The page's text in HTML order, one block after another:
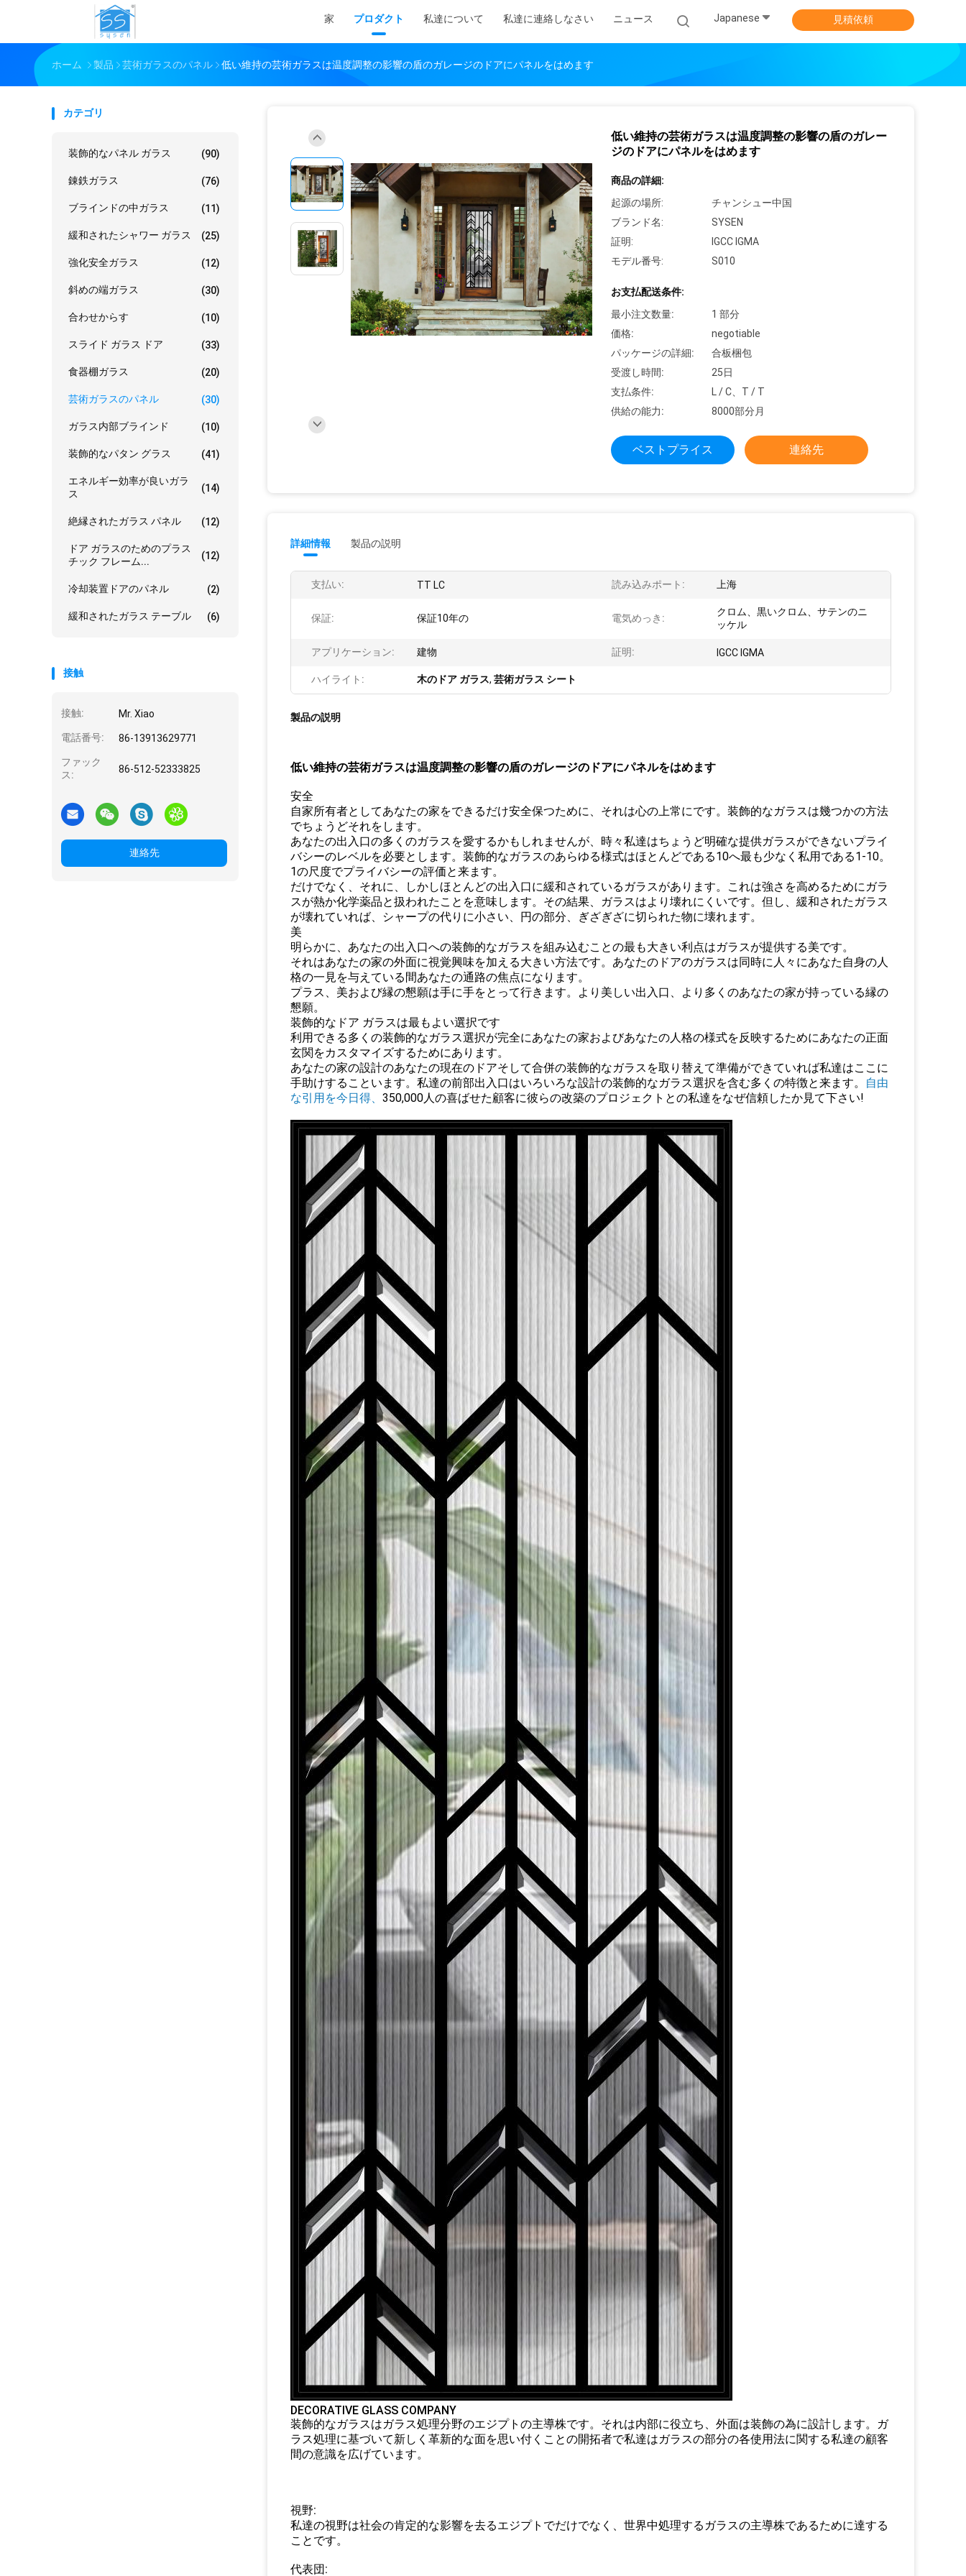
家 プロダクト 私達について 私達に連絡しなさい ニュース Japanese 見積依頼
ホーム 製品 芸術ガラスのパネル 低い維持の芸術ガラスは温度調整の影響の盾のガレージのドアにパネルをはめます
カテゴリ
装飾的なパネル ガラス (90)
錬鉄ガラス (76)
ブラインドの中ガラス (11)
緩和されたシャワー ガラス (25)
強化安全ガラス (12)
斜めの端ガラス (30)
合わせからす (10)
スライド ガラス ドア (33)
食器棚ガラス (20)
芸術ガラスのパネル (30)
ガラス内部ブラインド (10)
装飾的なパタン グラス (41)
エネルギー効率が良いガラ
ス
(14)
絶縁されたガラス パネル (12)
ドア ガラスのためのプラス
チック フレーム...
(12)
冷却装置ドアのパネル (2)
緩和されたガラス テーブル (6)
接触
接触: Mr. Xiao
電話番号: 86-13913629771
ファック
ス:
86-512-52333825
連絡先
低い維持の芸術ガラスは温度調整の影響の盾のガレー
ジのドアにパネルをはめます
商品の詳細:
起源の場所:
チャンシュー中国
ブランド名:
SYSEN
証明:
IGCC IGMA
モデル番号:
S010
お支払配送条件:
最小注文数量:
1 部分
価格:
negotiable
パッケージの詳細:
合板梱包
受渡し時間:
25日
支払条件:
L / C、T / T
供給の能力:
8000部分月
ベストプライス 連絡先
詳細情報 製品の説明
支払い: TT LC 読み込みポート: 上海
保証: 保証10年の 電気めっき:
クロム、黒いクロム、サテンのニ
ッケル
アプリケーション: 建物 証明: IGCC IGMA
ハイライト: 木のドア ガラス, 芸術ガラス シート
製品の説明
低い維持の芸術ガラスは温度調整の影響の盾のガレージのドアにパネルをはめます
安全
自家所有者としてあなたの家をできるだけ安全保つために、それは心の上常にです。装飾的なガラスは幾つかの方法
でちょうどそれをします。
あなたの出入口の多くのガラスを愛するかもしれませんが、時々私達はちょうど明確な提供ガラスができないプライ
バシーのレベルを必要とします。装飾的なガラスのあらゆる様式はほとんどである10へ最も少なく私用である1-10。
1の尺度でプライバシーの評価と来ます。
だけでなく、それに、しかしほとんどの出入口に緩和されているガラスがあります。これは強さを高めるためにガラ
スが熱か化学薬品と扱われたことを意味します。その結果、ガラスはより壊れにくいです。但し、緩和されたガラス
が壊れていれば、シャープの代りに小さい、円の部分、ぎざぎざに切られた物に壊れます。
美
明らかに、あなたの出入口への装飾的なガラスを組み込むことの最も大きい利点はガラスが提供する美です。
それはあなたの家の外面に視覚興味を加える大きい方法です。あなたのドアのガラスは同時に人々にあなた自身の人
格の一見を与えている間あなたの通路の焦点になります。
プラス、美および縁の懇願は手に手をとって行きます。より美しい出入口、より多くのあなたの家が持っている縁の
懇願。
装飾的なドア ガラスは最もよい選択です
利用できる多くの装飾的なガラス選択が完全にあなたの家およびあなたの人格の様式を反映するためにあなたの正面
玄関をカスタマイズするためにあります。
あなたの家の設計のあなたの現在のドアそして合併の装飾的なガラスを取り替えて準備ができていれば私達はここに
手助けすることいます。私達の前部出入口はいろいろな設計の装飾的なガラス選択を含む多くの特徴と来ます。
自由
な引用を今日得、 350,000人の喜ばせた顧客に彼らの改築のプロジェクトとの私達をなぜ信頼したか見て下さい!
DECORATIVE GLASS COMPANY
装飾的なガラスはガラス処理分野のエジプトの主導株です。それは内部に役立ち、外面は装飾の為に設計します。ガ
ラス処理に基づいて新しく革新的な面を思い付くことの開拓者で私達はガラスの部分の各使用法に関する私達の顧客
間の意識を広げています。
視野:
私達の視野は社会の肯定的な影響を去るエジプトでだけでなく、世界中処理するガラスの主導株であるために達する
ことです。
代表団: